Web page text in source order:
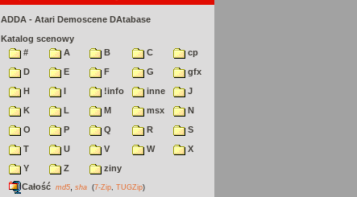
ADDA - Atari Demoscene DAtabase
Katalog scenowy
#
A B C
cp
D
E F G
gfx
H
I !info inne
J
K
L M msx
N
O
P Q R
S
T
U V W
X
Y
Z
ziny
Całość md5 sha (7-Zip TUGZip)